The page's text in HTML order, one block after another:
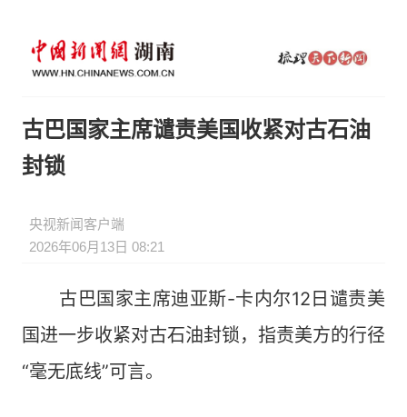
古巴国家主席谴责美国收紧对古石油
封锁
央视新闻客户端
2026年06月13日 08:21
古巴国家主席迪亚斯-卡内尔12日谴责美
国进一步收紧对古石油封锁，指责美方的行径
“毫无底线”可言。